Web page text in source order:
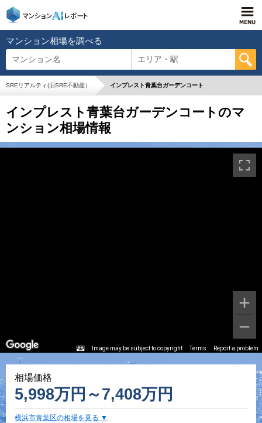
マンション相場を調べる
マンション名 エリア・駅
SREリアルティ(旧SRE不動産） インプレスト青葉台ガーデンコート
インプレスト青葉台ガーデンコートのマ
ンション相場情報
相場価格
5,998万円～7,408万円
横浜市青葉区の相場を見る
Image may be subject to copyright Terms Report a problem